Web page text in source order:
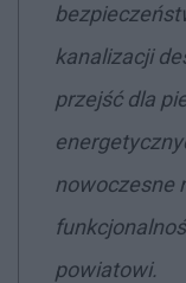
kanalizacji
przejść dla
nowoczesne
powiatowi.